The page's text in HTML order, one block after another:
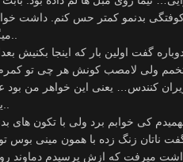
بدنمو کمتر حس کنم. داشت
گفت اولین بار که اینجا بکنیش
ولی لامصب کونش هر چی تو کمرم
کنندس… یعنی این خواهر من
کی خوابم برد ولی با تکون های
به من گفت ناتان زنگ زده با همون